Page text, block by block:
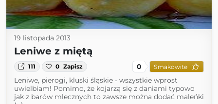
19 listopada 2013
Leniwe z miętą
111 0 Zapisz 0 Smakowite
Leniwe, pierogi, kluski śląskie - wszystkie wprost
uwielbiam! Pomimo, że kojarzą się z daniami typowo
jak z barów mlecznych to zawsze można dodać maleńki